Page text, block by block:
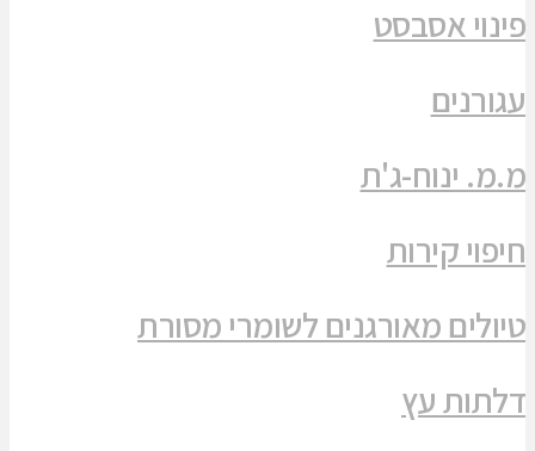
פינוי אסבסט
עגורנים
מ.מ. ינוח-ג'ת
חיפוי קירות
טיולים מאורגנים לשומרי מסורת
דלתות עץ